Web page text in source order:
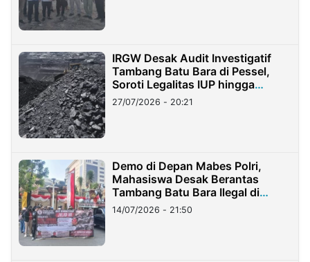
IRGW Desak Audit Investigatif
Tambang Batu Bara di Pessel,
Soroti Legalitas IUP hingga
Stockpile
27/07/2026 - 20:21
Demo di Depan Mabes Polri,
Mahasiswa Desak Berantas
Tambang Batu Bara Ilegal di
Lampung
14/07/2026 - 21:50